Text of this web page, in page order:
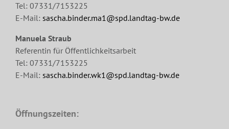
Tel: 07331/7153225
E-Mail: sascha.binder.ma1@spd.landtag-bw.de
Manuela Straub
Referentin für Öffentlichkeitsarbeit
Tel: 07331/7153225
E-Mail: sascha.binder.wk1@spd.landtag-bw.de
Öffnungszeiten: